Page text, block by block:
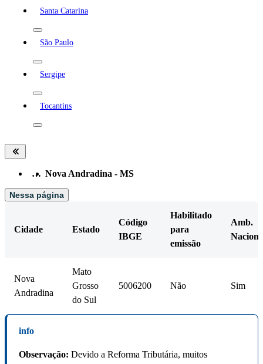
Santa Catarina
São Paulo
Sergipe
Tocantins
… Nova Andradina - MS
Nessa página
Cidade Estado
Código
IBGE
Habilitado
para
emissão
Amb.
Nova
Andradina
Mato
Grosso
do Sul
5006200 Não Sim
info
Observação: Devido a Reforma Tributária, muitos